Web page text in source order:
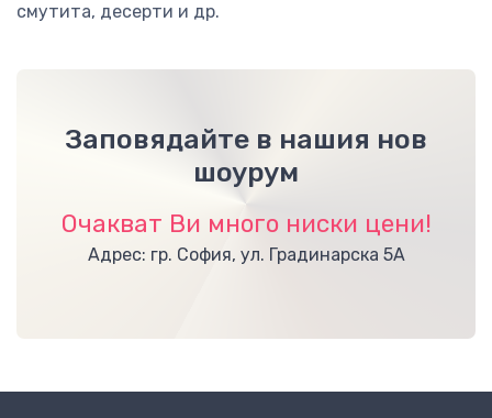
смутита, десерти и др.
Заповядайте в нашия нов
шоурум
Очакват Ви много ниски цени!
Адрес: гр. София, ул. Градинарска 5А